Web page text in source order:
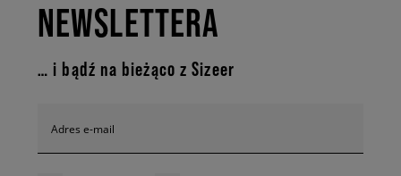
NEWSLETTERA
… i bądź na bieżąco z Sizeer
Adres e-mail